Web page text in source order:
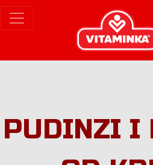
PUDINZI I